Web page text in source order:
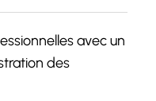
avec un
des